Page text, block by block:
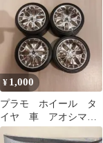
¥ 1,000
プラモ ホイール タ
イヤ 車 アオシマ
dub